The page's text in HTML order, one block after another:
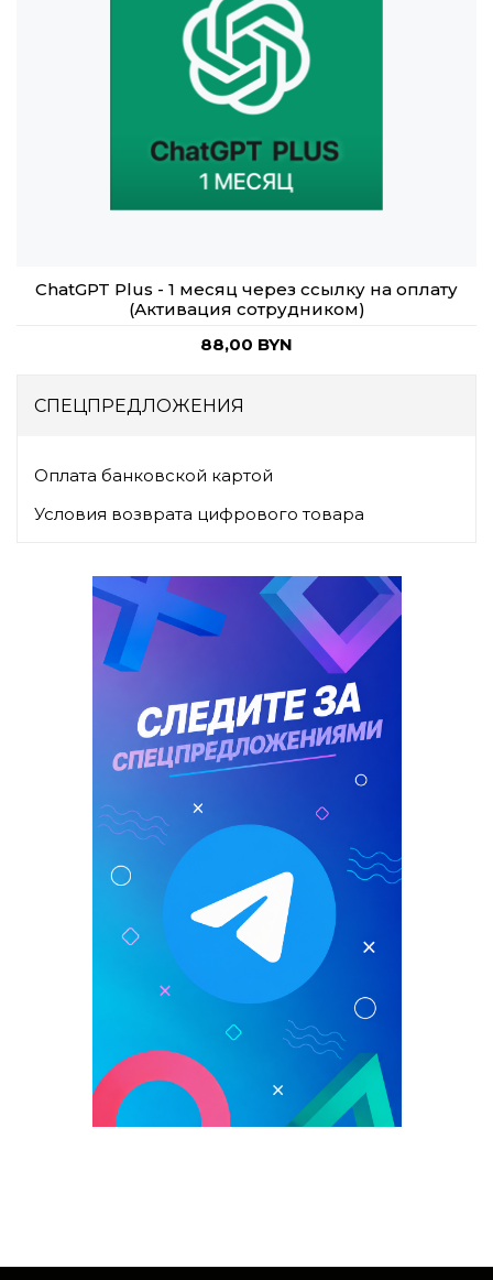
ChatGPT Plus - 1 месяц через ссылку на оплату
(Активация сотрудником)
88,00 BYN
СПЕЦПРЕДЛОЖЕНИЯ
Оплата банковской картой
Условия возврата цифрового товара